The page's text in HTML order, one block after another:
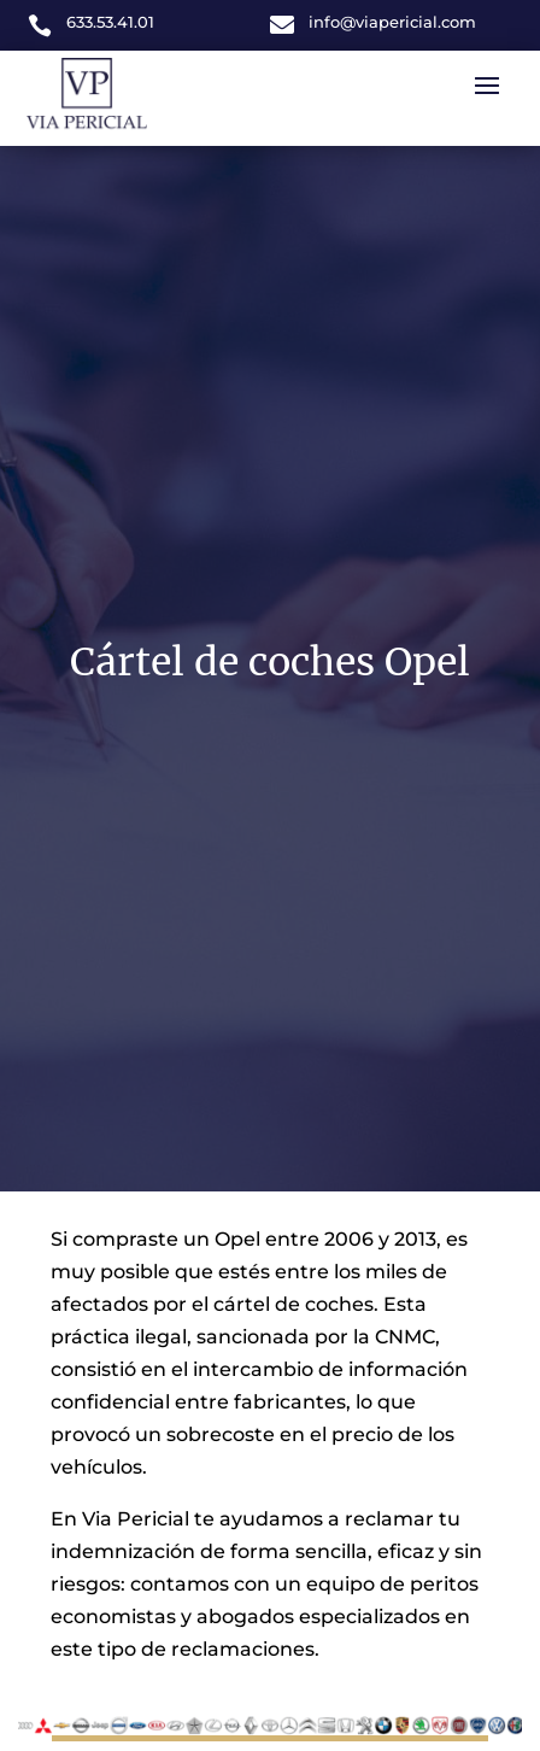
 633.53.41.01  info@viapericial.com
Cártel de coches Opel
Si compraste un Opel entre 2006 y 2013, es
muy posible que estés entre los miles de
afectados por el cártel de coches. Esta
práctica ilegal, sancionada por la CNMC,
consistió en el intercambio de información
confidencial entre fabricantes, lo que
provocó un sobrecoste en el precio de los
vehículos.
En Via Pericial te ayudamos a reclamar tu
indemnización de forma sencilla, eficaz y sin
riesgos: contamos con un equipo de peritos
economistas y abogados especializados en
este tipo de reclamaciones.